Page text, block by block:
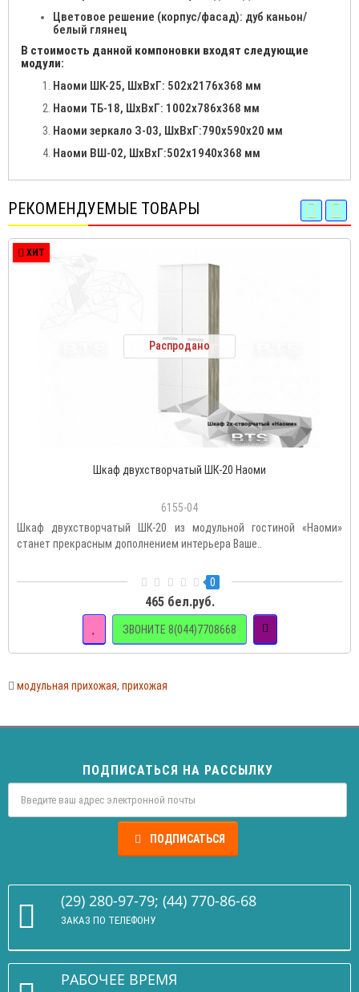
Цветовое решение (корпус/фасад): дуб каньон/
белый глянец
В стоимость данной компоновки входят следующие
модули:
Наоми ШК-25, ШхВхГ: 502x2176x368 мм
Наоми ТБ-18, ШхВхГ: 1002x786x368 мм
Наоми зеркало З-03, ШхВхГ:790x590x20 мм
Наоми ВШ-02, ШхВхГ:502x1940x368 мм
РЕКОМЕНДУЕМЫЕ ТОВАРЫ
ХИТ
Распродано
Шкаф двухстворчатый ШК-20 Наоми
6155-04
Шкаф двухстворчатый ШК-20 из модульной гостиной «Наоми»
станет прекрасным дополнением интерьера Ваше..
0
465 бел.руб.
ЗВОНИТЕ 8(044)7708668
модульная прихожая, прихожая
ПОДПИСАТЬСЯ НА РАССЫЛКУ
ПОДПИСАТЬСЯ
(29) 280-97-79; (44) 770-86-68
ЗАКАЗ ПО ТЕЛЕФОНУ
РАБОЧЕЕ ВРЕМЯ